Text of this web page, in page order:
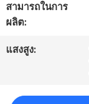
PRIVACY
POLICY
สามารถในการ
ผลิต:
แสงสูง: